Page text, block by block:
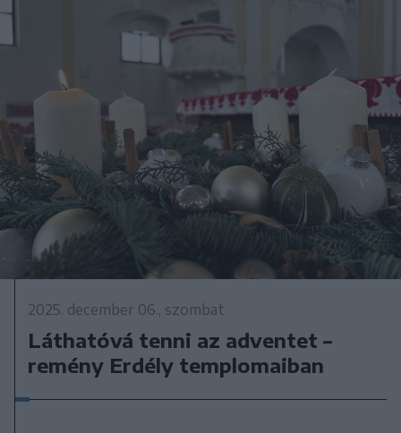
2025. december 06., szombat
Láthatóvá tenni az adventet –
remény Erdély templomaiban